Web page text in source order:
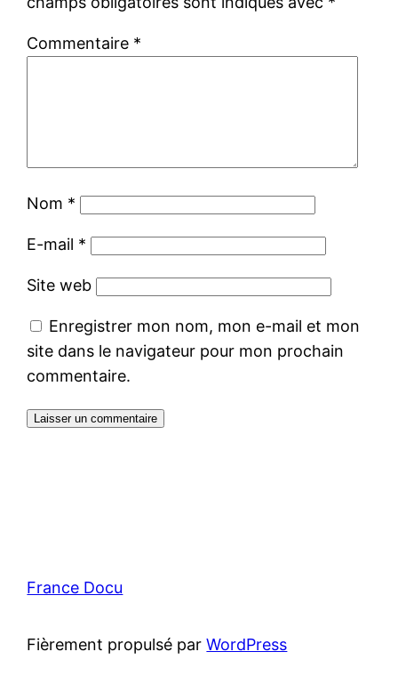
Commentaire *
Nom *
E-mail *
Site web
Enregistrer mon nom, mon e-mail et mon
site dans le navigateur pour mon prochain
commentaire.
France Docu
Fièrement propulsé parWordPress